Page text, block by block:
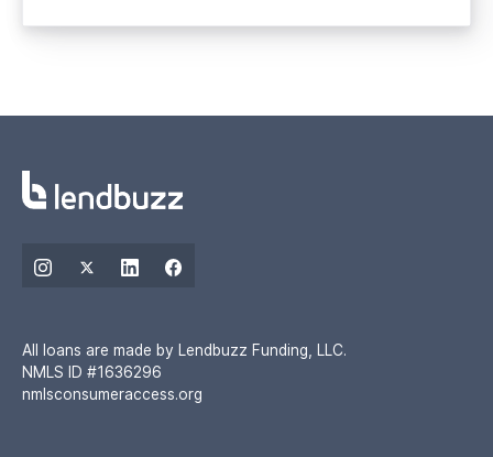
All loans are made by Lendbuzz Funding, LLC.
NMLS ID #1636296
nmlsconsumeraccess.org